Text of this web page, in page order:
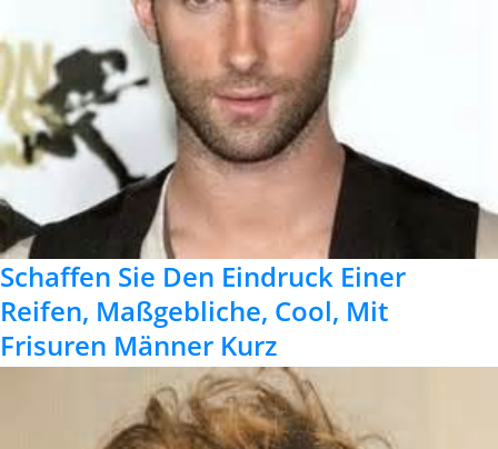
Schaffen Sie Den Eindruck Einer
Reifen, Maßgebliche, Cool, Mit
Frisuren Männer Kurz